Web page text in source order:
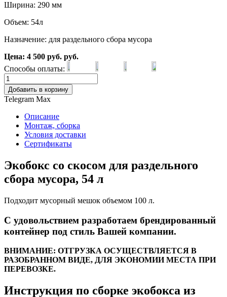
Ширина: 290 мм
Объем: 54л
Назначение: для раздельного сбора мусора
Цена: 4 500 руб. руб.
Способы оплаты:
Добавить в корзину
Telegram Max
Описание
Монтаж, сборка
Условия доставки
Сертификаты
Экобокс со скосом для раздельного
сбора мусора, 54 л
Подходит мусорный мешок объемом 100 л.
С удовольствием разработаем брендированный
контейнер под стиль Вашей компании.
ВНИМАНИЕ: ОТГРУЗКА ОСУЩЕСТВЛЯЕТСЯ В
РАЗОБРАННОМ ВИДЕ, ДЛЯ ЭКОНОМИИ МЕСТА ПРИ
ПЕРЕВОЗКЕ.
Инструкция по сборке экобокса из